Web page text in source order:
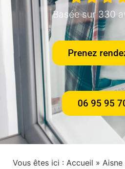
Basée sur 330
Prenez
06 95 95
Vous êtes ici : Accueil » Aisne